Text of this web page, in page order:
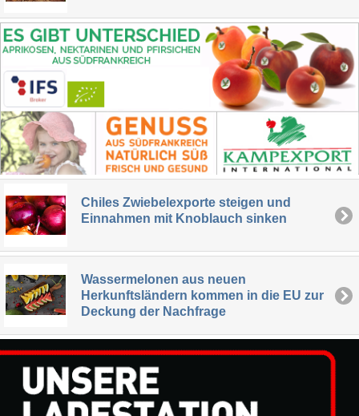
Chiles Zwiebelexporte steigen und
Einnahmen mit Knoblauch sinken
Wassermelonen aus neuen
Herkunftsländern kommen in die EU zur
Deckung der Nachfrage